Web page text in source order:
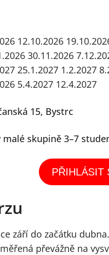
12.10.2026
30.11.2026
25.1.2027 1.2.2027
5.4.2027 12.4.2027
15, Bystrc
skupině 3–7
PŘIHLÁSIT
září do začátku dubna
převážně na